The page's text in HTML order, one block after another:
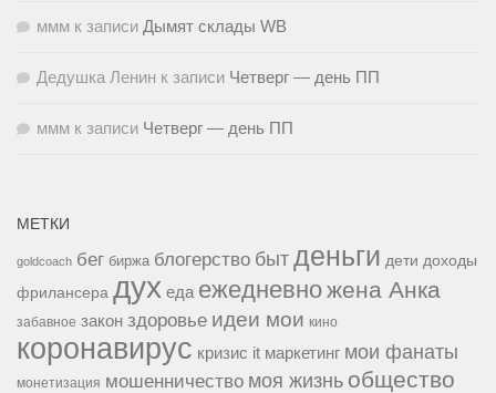
ммм к записи Дымят склады WB
Дедушка Ленин к записи Четверг — день ПП
ммм к записи Четверг — день ПП
МЕТКИ
goldcoach бег биржа блогерство быт деньги дети доходы
фрилансера дух еда ежедневножена Анка
забавное закон здоровье идеи мои кино
коронавирус кризис it маркетинг мои фанаты
монетизация мошенничество моя жизнь общество